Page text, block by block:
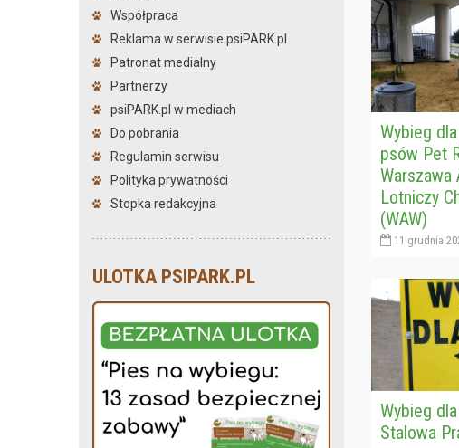
Współpraca
Reklama w serwisie psiPARK.pl
Patronat medialny
Partnerzy
psiPARK.pl w mediach
Do pobrania
Regulamin serwisu
Polityka prywatności
Stopka redakcyjna
ULOTKA PSIPARK.PL
Wybieg
psów Pet
Lotniczy
(WAW)
11 grudnia
Wybieg
Stalowa